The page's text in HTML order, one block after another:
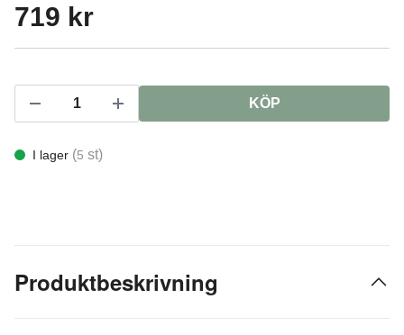
719 kr
KÖP
I lager (5 st)
Produktbeskrivning